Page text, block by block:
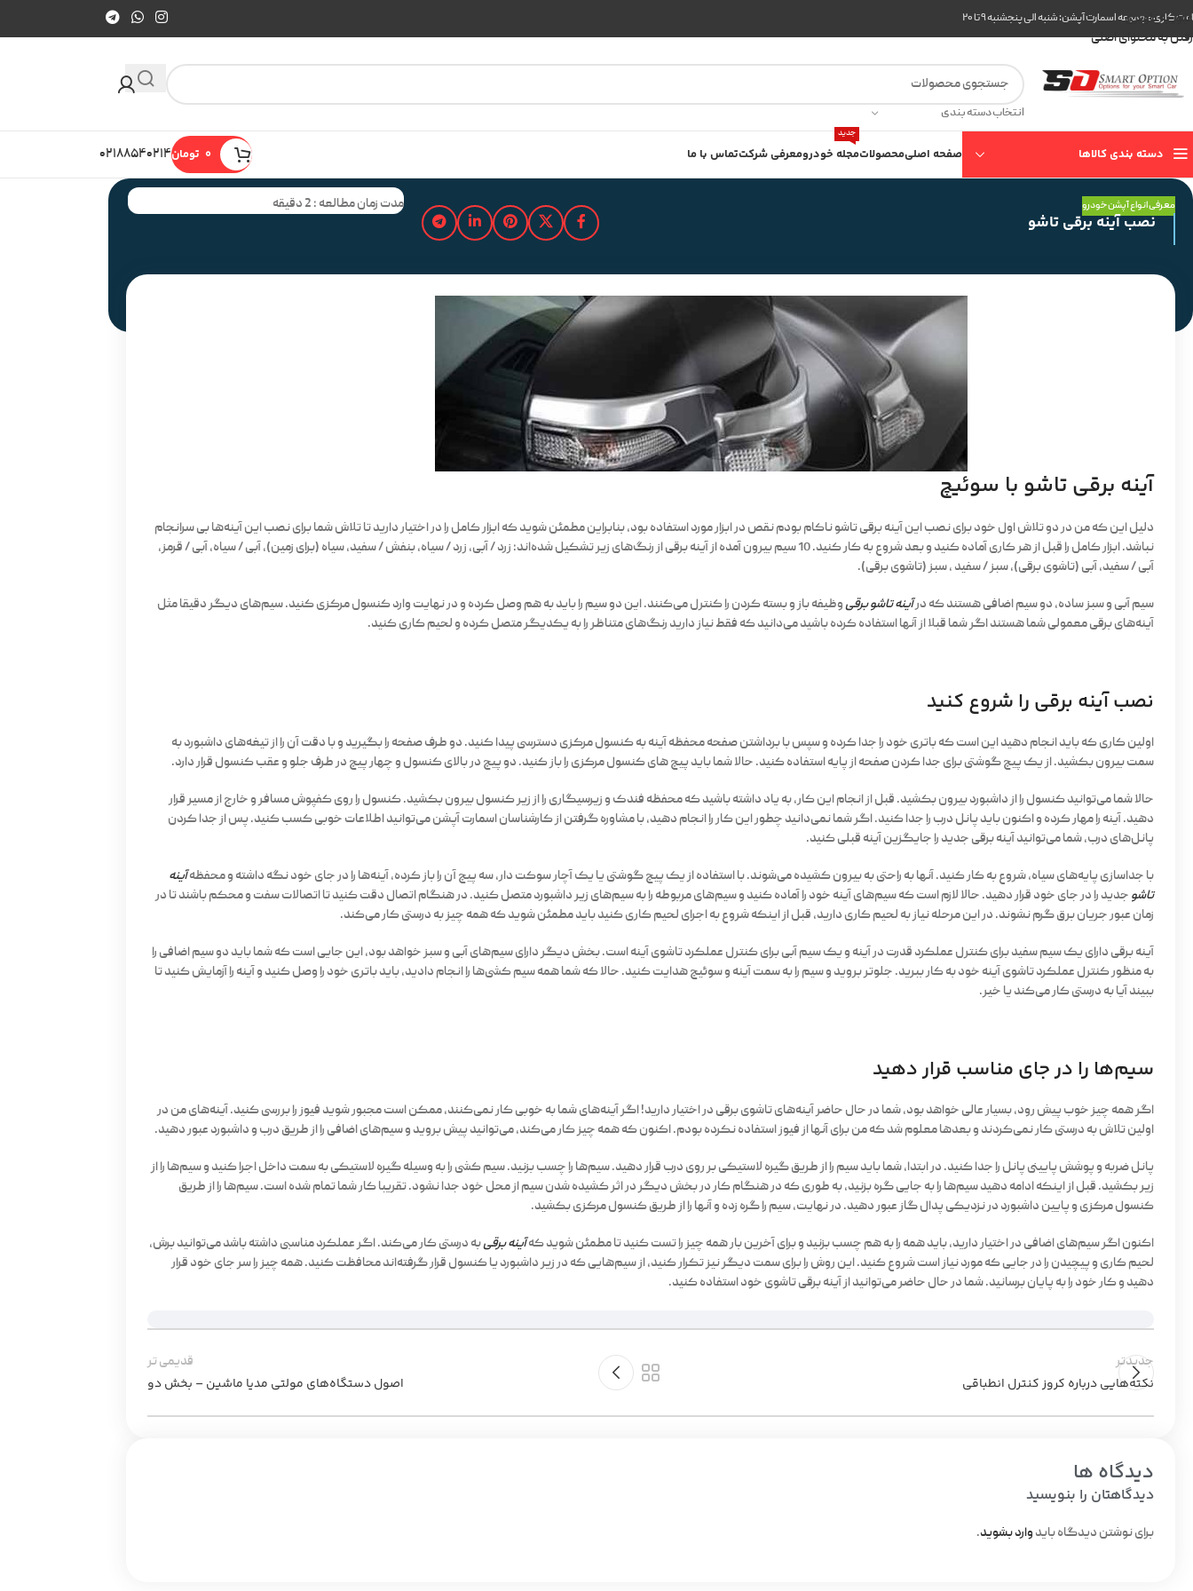
عبور به ناوبری
رفتن به محتوای اصلی
کاری مجموعه اسمارت آپشن: شنبه الی پنجشنبه ۹ تا ۲۰
انتخاب دسته بندی
دسته بندی کالاها صفحه اصلیمحصولاتمجله خودرو
جدید
معرفی شرکتتماس با ما تومان۰۲۱۸۸۵۴۰۲۱۴
معرفی انواع آپشن خودرو
نصب آینه برقی تاشو
مدت زمان مطالعه : 2 دقیقه
آینه برقی تاشو با سوئیچ
دلیل این که من در دو تلاش اول خود برای نصب این آینه برقی تاشو ناکام بودم نقص در ابزار مورد استفاده بود، بنابراین مطمئن شوید که ابزار کامل را در اختیار دارید تا تلاش شما برای نصب این آینه‌ها بی سرانجام
نباشد. ابزار کامل را قبل از هر کاری آماده کنید و بعد شروع به کار کنید. 10 سیم بیرون آمده از آینه برقی از رنگ‌های زیر تشکیل شده‌اند: زرد / آبی، زرد / سیاه، بنفش / سفید، سیاه (برای زمین)، آبی / سیاه، آبی / قرمز،
آبی / سفید، آبی (تاشوی برقی)، سبز / سفید ، سبز (تاشوی برقی).
سیم آبی و سبز ساده، دو سیم اضافی هستند که درآینه تاشو برقیوظیفه باز و بسته کردن را کنترل می‌کنند. این دو سیم را باید به هم وصل کرده و در نهایت وارد کنسول مرکزی کنید. سیم‌های دیگر دقیقا مثل
آینه‌های برقی معمولی شما هستند اگر شما قبلا از آنها استفاده کرده باشید می‌دانید که فقط نیاز دارید رنگ‌های متناظر را به یکدیگر متصل کرده و لحیم کاری کنید.
نصب آینه برقی را شروع کنید
اولین کاری که باید انجام دهید این است که باتری خود را جدا کرده و سپس با برداشتن صفحه محفظه آینه به کنسول مرکزی دسترسی پیدا کنید. دو طرف صفحه را بگیرید و با دقت آن را از تیغه‌های داشبورد به
سمت بیرون بکشید. از یک پیچ گوشتی برای جدا کردن صفحه از پایه استفاده کنید. حالا شما باید پیچ ​​های کنسول مرکزی را باز کنید. دو پیچ در بالای کنسول و چهار پیچ در طرف جلو و عقب کنسول قرار دارد.
حالا شما می‌توانید کنسول را از داشبورد بیرون بکشید. قبل از انجام این کار، به یاد داشته باشید که محفظه فندک و زیرسیگاری را از زیر کنسول بیرون بکشید. کنسول را روی کفپوش مسافر و خارج از مسیر قرار
دهید. آینه را مهار کرده و اکنون باید پانل درب را جدا کنید. اگر شما نمی‌دانید چطور این کار را انجام دهید، با مشاوره گرفتن از کارشناسان اسمارت آپشن می‌توانید اطلاعات خوبی کسب کنید. پس از جدا کردن
پانل‌های درب، شما می‌توانید آینه برقی جدید را جایگزین آینه قبلی کنید.
با جداسازی پایه‌های سیاه، شروع به کار کنید. آنها به راحتی به بیرون کشیده می‌شوند. با استفاده از یک پیچ گوشتی یا یک آچار سوکت دار، سه پیچ آن را باز کرده، آینه‌ها را در جای خود نگه داشته و محفظهآینه
تاشو جدید را در جای خود قرار دهید. حالا لازم است که سیم‌های آینه خود را آماده کنید و سیم‌های مربوطه را به سیم‌های زیر داشبورد متصل کنید. در هنگام اتصال دقت کنید تا اتصالات سفت و محکم باشند تا در
زمان عبور جریان برق گرم نشوند. در این مرحله نیاز به لحیم کاری دارید، قبل از اینکه شروع به اجرای لحیم کاری کنید باید مطمئن شوید که همه چیز به درستی کار می‌کند.
آینه برقی دارای یک سیم سفید برای کنترل عملکرد قدرت در آینه و یک سیم آبی برای کنترل عملکرد تاشوی آینه است. بخش دیگر دارای سیم‌های آبی و سبز خواهد بود، این جایی است که شما باید دو سیم اضافی را
به منظور کنترل عملکرد تاشوی آینه خود به کار ببرید. جلوتر بروید و سیم را به سمت آینه و سوئیچ هدایت کنید. حالا که شما همه سیم کشی‌ها را انجام دادید، باید باتری خود را وصل کنید و آینه را آزمایش کنید تا
ببیند آیا به درستی کار می‌کند یا خیر.
سیم‌ها را در جای مناسب قرار دهید
اگر همه چیز خوب پیش رود، بسیار عالی خواهد بود، شما در حال حاضر آینه‌های تاشوی برقی در اختیار دارید! اگر آینه‌های شما به خوبی کار نمی‌کنند، ممکن است مجبور شوید فیوز را بررسی کنید. آینه‌های من در
اولین تلاش به درستی کار نمی‌کردند و بعدها معلوم شد که من برای آنها از فیوز استفاده نکرده بودم. اکنون که همه چیز کار می‌کند، می‌توانید پیش بروید و سیم‌های اضافی را از طریق درب و داشبورد عبور دهید.
پانل ضربه و پوشش پایینی پانل را جدا کنید. در ابتدا، شما باید سیم را از طریق گیره لاستیکی بر روی درب قرار دهید. سیم‌ها را چسب بزنید. سیم کشی را به وسیله گیره لاستیکی به سمت داخل اجرا کنید و سیم‌ها را از
زیر بکشید. قبل از اینکه ادامه دهید سیم‌ها را به جایی گره بزنید، به طوری که در هنگام کار در بخش دیگر در اثر کشیده شدن سیم از محل خود جدا نشود. تقریبا کار شما تمام شده است. سیم‌ها را از طریق
کنسول مرکزی و پایین داشبورد در نزدیکی پدال گاز عبور دهید. در نهایت، سیم را گره زده و آنها را از طریق کنسول مرکزی بکشید.
اکنون اگر سیم‌های اضافی در اختیار دارید، باید همه را به هم چسب بزنید و برای آخرین بار همه چیز را تست کنید تا مطمئن شوید کهآینه برقیبه درستی کار می‌کند. اگر عملکرد مناسبی داشته باشد می‌توانید برش،
لحیم کاری و پیچیدن را در جایی که مورد نیاز است شروع کنید. این روش را برای سمت دیگر نیز تکرار کنید، از سیم‌هایی که در زیر داشبورد یا کنسول قرار گرفته‌اند محافظت کنید. همه چیز را سر جای خود قرار
دهید و کار خود را به پایان برسانید. شما در حال حاضر می‌توانید از آینه برقی تاشوی خود استفاده کنید.
جدیدتر
نکته‌هایی درباره کروز کنترل انطباقی
قدیمی تر
اصول دستگاه‌های مولتی مدیا ماشین – بخش دو
دیدگاه ها
دیدگاهتان را بنویسید
برای نوشتن دیدگاه باید وارد بشوید.